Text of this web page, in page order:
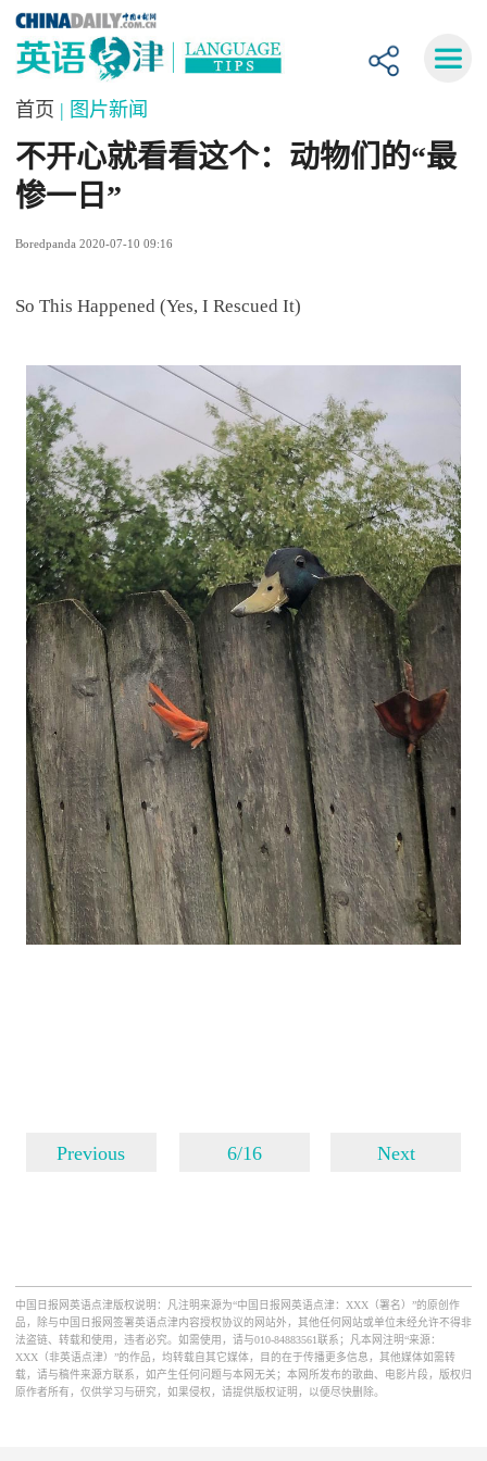
首页 | 图片新闻
不开心就看看这个：动物们的“最
惨一日”
Boredpanda 2020-07-10 09:16
So This Happened (Yes, I Rescued It)
Previous 6/16 Next
中国日报网英语点津版权说明：凡注明来源为“中国日报网英语点津：XXX（署名）”的原创作
品，除与中国日报网签署英语点津内容授权协议的网站外，其他任何网站或单位未经允许不得非
法盗链、转载和使用，违者必究。如需使用，请与010-84883561联系；凡本网注明“来源：
XXX（非英语点津）”的作品，均转载自其它媒体，目的在于传播更多信息，其他媒体如需转
载，请与稿件来源方联系，如产生任何问题与本网无关；本网所发布的歌曲、电影片段，版权归
原作者所有，仅供学习与研究，如果侵权，请提供版权证明，以便尽快删除。